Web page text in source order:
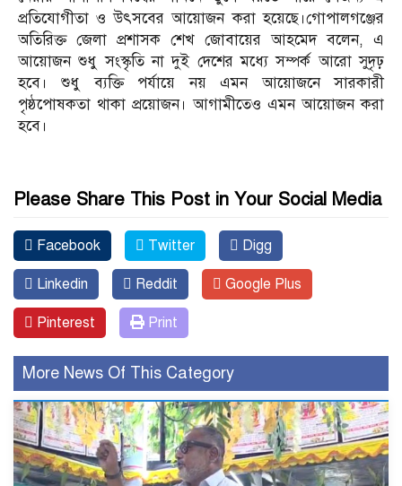
প্রতিযোগীতা ও উৎসবের আয়োজন করা হয়েছে।গোপালগঞ্জের
অতিরিক্ত জেলা প্রশাসক শেখ জোবায়ের আহমেদ বলেন, এ
আয়োজন শুধু সংস্কৃতি না দুই দেশের মধ্যে সম্পর্ক আরো সুদৃঢ়
হবে। শুধু ব্যক্তি পর্যায়ে নয় এমন আয়োজনে সারকারী
পৃষ্ঠপোষকতা থাকা প্রয়োজন। আগামীতেও এমন আয়োজন করা
হবে।
Please Share This Post in Your Social Media
Facebook Twitter Digg
Linkedin Reddit Google Plus
Pinterest Print
More News Of This Category